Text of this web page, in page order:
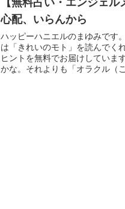
心配、いらんから
ハッピーハニエルのまゆみです
は「きれいのモト」を読んでく
ヒントを無料でお届けしていま
かな。それよりも「オラクル（